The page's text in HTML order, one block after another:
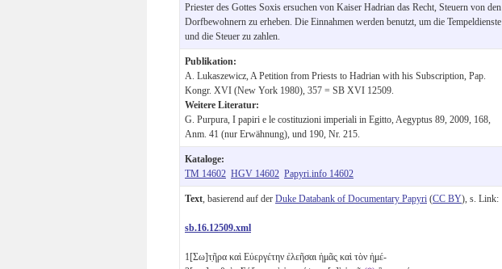
Priester des Gottes Soxis ersuchen von Kaiser Hadrian das Recht, Steuern von den
Dorfbewohnern zu erheben. Die Einnahmen werden benutzt, um die Tempeldienste
und die Steuer zu zahlen.
Publikation:
A. Lukaszewicz, A Petition from Priests to Hadrian with his Subscription, Pap.
Kongr. XVI (New York 1980), 357 = SB XVI 12509.
Weitere Literatur:
G. Purpura, I papiri e le costituzioni imperiali in Egitto, Aegyptus 89, 2009, 168,
Anm. 41 (nur Erwähnung), und 190, Nr. 215.
Kataloge:
TM 14602 HGV 14602 Papyri.info 14602
Text , basierend auf der Duke Databank of Documentary Papyri (CC BY), s. Link:
sb.16.12509.xml
1 [Σω]τ̣ῆρα καὶ Εὐεργέτην ἐλεῆσαι ἡμᾶς̣ καὶ τὸν ἡμέ-